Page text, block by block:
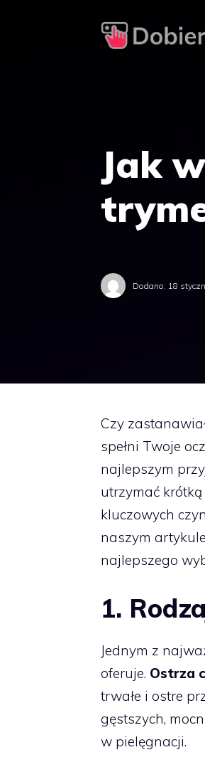
Jak
Dodano: 18
Czy
spełni Twoje
najlepszym
utrzymać
kluczowych
naszym
najlepszego
1.
Jednym z
oferuje. Ostrza
trwałe i ostre
gęstszych,
w pielęgnacji.